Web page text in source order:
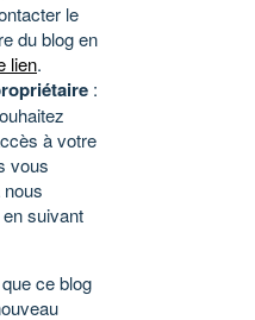
le
du blog en
lien.
:
à votre
vous
suivant
ce blog